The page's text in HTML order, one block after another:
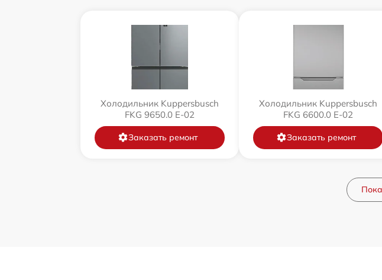
Холодильник Kuppersbusch
FKG 9650.0 E-02
Заказать ремонт
Холодильник Kuppersbusch
FKG 6600.0 E-02
Заказать ремонт